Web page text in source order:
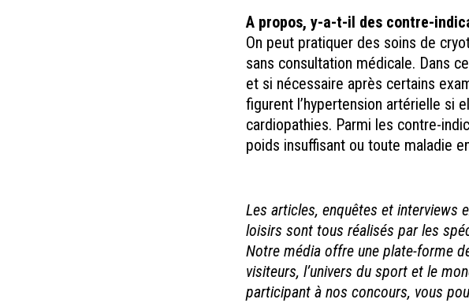
A propos, y-a-t-il des contre-
On peut pratiquer des soins de
sans consultation médicale. Dans
et si nécessaire après certains
figurent l’hypertension artérielle si
cardiopathies. Parmi les contre-
poids insuffisant ou toute maladie
Les articles, enquêtes et interviews
loisirs sont tous réalisés par les
Notre média offre une plate-forme
visiteurs, l’univers du sport et le
participant à nos concours, vous